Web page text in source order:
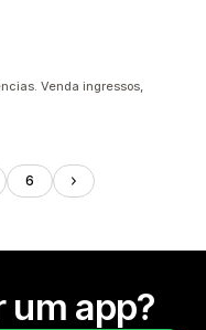
Venda ingressos,
6
um app?